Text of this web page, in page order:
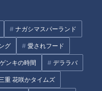
ナガシマスパーランド
グ 愛されフード
ゲンキの時間 デララバ
重 花咲かタイムズ
円以下で味わえる！？本格
華の日替わりランチとは？
年以上愛される味と安さの秘
迫る